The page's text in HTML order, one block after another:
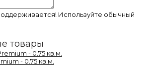
Используйте обычный
товары
- 0.75 кв.м.